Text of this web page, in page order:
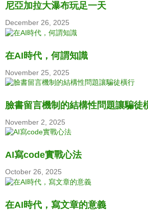
尼亞加拉大瀑布玩足一天
December 26, 2025
在AI時代，何謂知識
November 25, 2025
臉書留言機制的結構性問題讓騙徒
November 2, 2025
AI寫code實戰心法
October 26, 2025
在AI時代，寫文章的意義